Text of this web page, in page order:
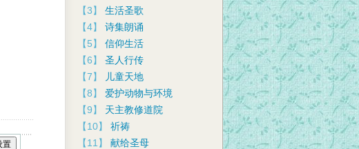
【3】 生活圣歌
【4】 诗集朗诵
【5】 信仰生活
【6】 圣人行传
【7】
儿童天地
【8】 爱护动物与环境
【9】 天主教修道院
【10】 祈祷
【11】 献给圣母